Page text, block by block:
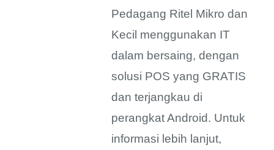
Pedagang Ritel Mikro dan
Kecil menggunakan IT
dalam bersaing, dengan
solusi POS yang GRATIS
dan terjangkau di
perangkat Android. Untuk
informasi lebih lanjut,